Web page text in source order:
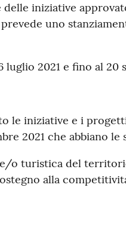
delle iniziative
uno
luglio 2021 e fino al 20
le iniziative e i
2021 che abbiano
o turistica del
alla